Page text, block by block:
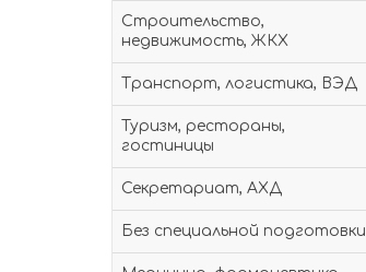
Строительство,
недвижимость, ЖКХ
Транспорт, логистика, ВЭД
Туризм, рестораны,
гостиницы
Секретариат, АХД
Без специальной подготовки